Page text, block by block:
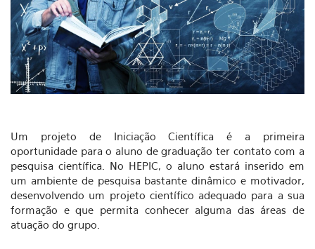
Um projeto de Iniciação Científica é a primeira
oportunidade para o aluno de graduação ter contato com a
pesquisa científica. No HEPIC, o aluno estará inserido em
um ambiente de pesquisa bastante dinâmico e motivador,
desenvolvendo um projeto científico adequado para a sua
formação e que permita conhecer alguma das áreas de
atuação do grupo.